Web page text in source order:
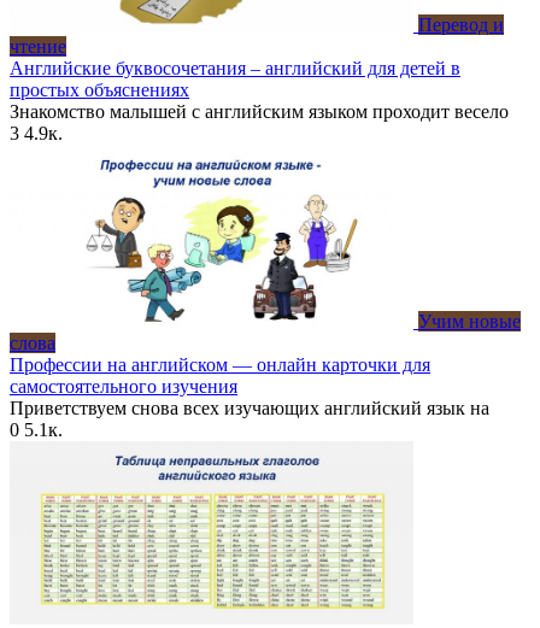
Перевод и
чтение
Английские буквосочетания – английский для детей в
простых объяснениях
Знакомство малышей с английским языком проходит весело
3 4.9к.
Учим новые
слова
Профессии на английском — онлайн карточки для
самостоятельного изучения
Приветствуем снова всех изучающих английский язык на
0 5.1к.